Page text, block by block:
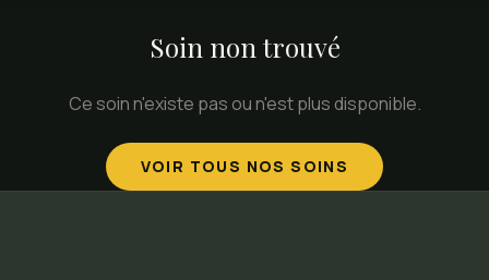
Soin non trouvé
Ce soin n'existe pas ou n'est plus disponible.
VOIR TOUS NOS SOINS